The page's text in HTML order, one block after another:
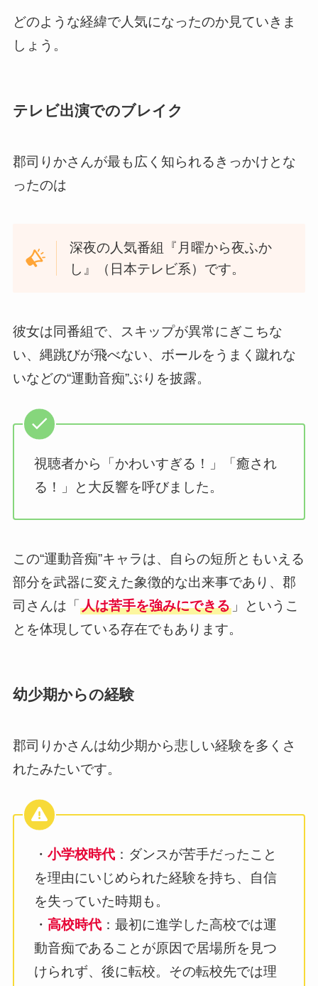
どのような経緯で人気になったのか見ていきま
しょう。
テレビ出演でのブレイク
郡司りかさんが最も広く知られるきっかけとな
ったのは
深夜の人気番組『月曜から夜ふか
し』（日本テレビ系）です。
彼女は同番組で、スキップが異常にぎこちな
い、縄跳びが飛べない、ボールをうまく蹴れな
いなどの“運動音痴”ぶりを披露。
視聴者から「かわいすぎる！」「癒され
る！」と大反響を呼びました。
この“運動音痴”キャラは、自らの短所ともいえる
部分を武器に変えた象徴的な出来事であり、郡
司さんは「人は苦手を強みにできる」というこ
とを体現している存在でもあります。
幼少期からの経験
郡司りかさんは幼少期から悲しい経験を多くさ
れたみたいです。
・小学校時代 ：ダンスが苦手だったこと
を理由にいじめられた経験を持ち、自信
を失っていた時期も。
・高校時代 ：最初に進学した高校では運
動音痴であることが原因で居場所を見つ
けられず、後に転校。その転校先では理